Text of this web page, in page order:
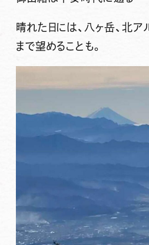
晴れた日には、八ヶ岳、北ア
まで望めることも。